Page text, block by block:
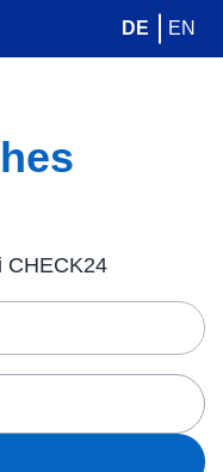
DE EN
CHECK24